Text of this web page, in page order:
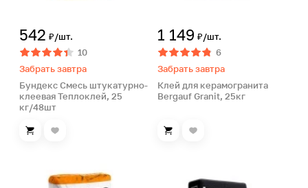
542 ₽/шт.
10
Забрать завтра
Бундекс Смесь штукатурно-
клеевая Теплоклей, 25
кг/48шт
1 149 ₽/шт.
6
Забрать завтра
Клей для керамогранита
Bergauf Granit, 25кг